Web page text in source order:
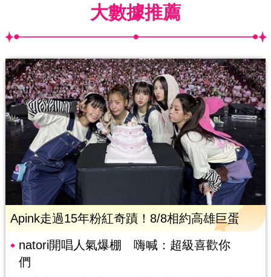
大數據推薦
Apink走過15年粉紅奇蹟！8/8相約高雄巨蛋
natori開唱人氣爆棚 嗨喊：超級喜歡你
們